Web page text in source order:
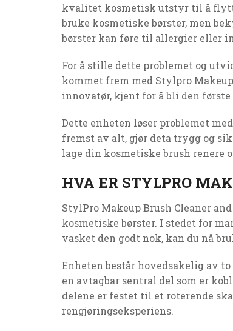
kvalitet kosmetisk utstyr til å
bruke kosmetiske børster, men
børster kan føre til allergier eller
For å stille dette problemet og
kommet frem med Stylpro
innovatør, kjent for å bli den første
Dette enheten løser problemet
fremst av alt, gjør deta trygg og
lage din kosmetiske brush renere
HVA ER STYLPRO
StylPro Makeup Brush Cleaner
kosmetiske børster. I stedet for
vasket den godt nok, kan du nå
Enheten består hovedsakelig av
en avtagbar sentral del som er
delene er festet til et roterende
rengjøringseksperiens.